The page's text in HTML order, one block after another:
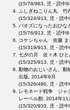
(15/78/963, 児・読中
ふしぎねこりん丸
(15/324/913, 児・読
パオズになったおひ
(15/76/913, 児・読中
コケシちゃん 佐藤
(15/319/913, 児・読
七夕の月 佐々木 ひ
(15/325/913, 児・読
動物のおじいさん、
出版, 2014年9月
(15/326/480, 児・読
レモネード戦争 ジ
レーベル館, 2014年11
(15/320/933, 児・読